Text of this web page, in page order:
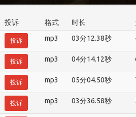
投诉 格式 时长
投诉 mp3 03分12.38秒
投诉 mp3 04分14.12秒
投诉 mp3 05分04.50秒
投诉 mp3 03分36.58秒